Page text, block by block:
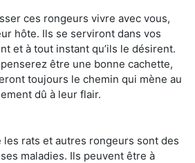
ces rongeurs vivre avec vous,
hôte. Ils se serviront dans vos
et à tout instant qu’ils le désirent.
être une bonne cachette,
toujours le chemin qui mène au
dû à leur flair.
les rats et autres rongeurs sont des
maladies. Ils peuvent être à